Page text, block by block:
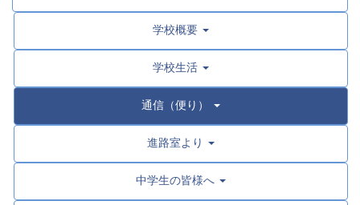
学校概要
学校生活
通信（便り）
進路室より
中学生の皆様へ